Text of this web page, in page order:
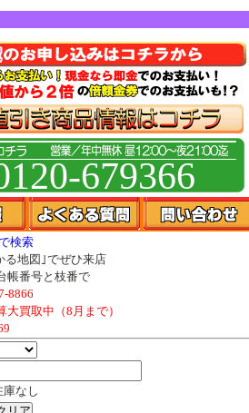
679366
検索
る地図｣ でぜひ来店
帳番号と枝番で
8866
買取中（8月まで）
庫なし